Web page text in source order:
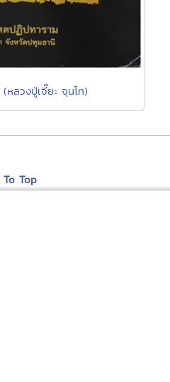
หลวงปู่เจี๊ยะ จุนโท)
To Top